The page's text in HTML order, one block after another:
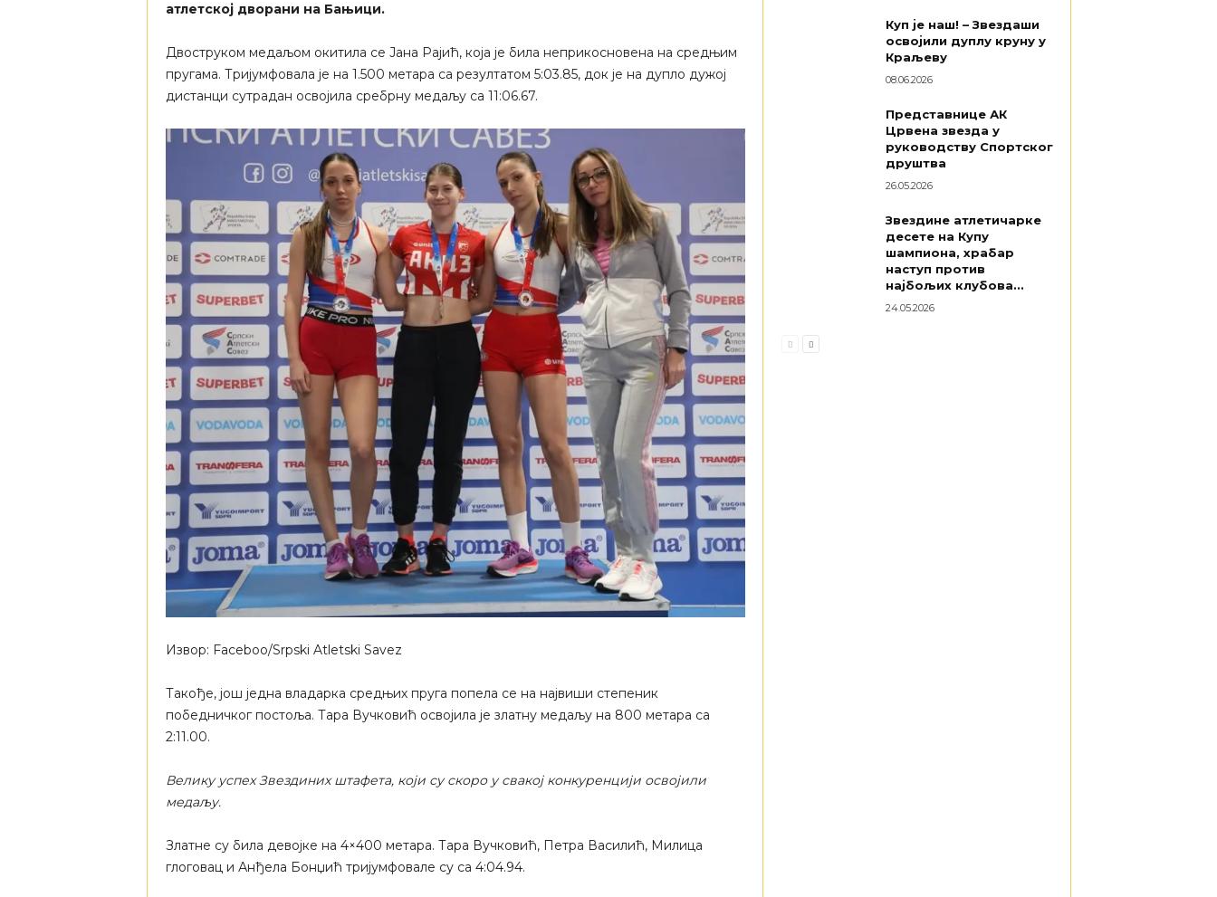
атлетској дворани на Бањици.
Двоструком медаљом окитила се Јана Рајић, која је била неприкосновена на средњим
пругама. Тријумфовала је на 1.500 метара са резултатом 5:03.85, док је на дупло дужој
дистанци сутрадан освојила сребрну медаљу са 11:06.67.
Извор: Faceboo/Srpski Atletski Savez
Такође, још једна владарка средњих пруга попела се на највиши степеник
победничког постоља. Тара Вучковић освојила је златну медаљу на 800 метара са
2:11.00.
Велику успех Звездиних штафета, који су скоро у свакој конкуренцији освојили
медаљу.
Златне су била девојке на 4×400 метара. Тара Вучковић, Петра Василић, Милица
глоговац и Анђела Бонџић тријумфовале су са 4:04.94.
Куп је наш! – Звездаши
освојили дуплу круну у
Краљеву
08.06.2026
Представнице АК
Црвена звезда у
руководству Спортског
друштва
26.05.2026
Звездине атлетичарке
десете на Купу
шампиона, храбар
наступ против
најбољих клубова...
24.05.2026